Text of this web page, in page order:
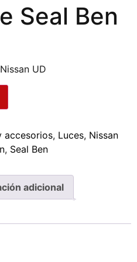
Seal Ben
UD
accesorios, Luces, Nissan
, Seal Ben
adicional